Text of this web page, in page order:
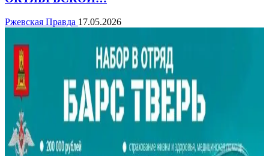
Ржевская Правда 17.05.2026